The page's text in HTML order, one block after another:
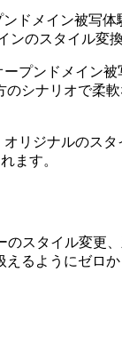
ドメイン被写
ンのスタイル変
プンドメイン
シナリオで柔
リジナルのス
ます。
スタイル変
るようにゼロか